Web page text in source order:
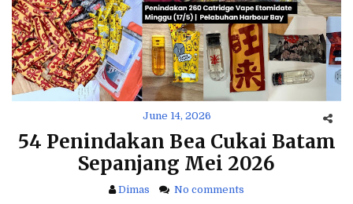
June 14, 2026
54 Penindakan Bea Cukai Batam
Sepanjang Mei 2026
Dimas
No comments